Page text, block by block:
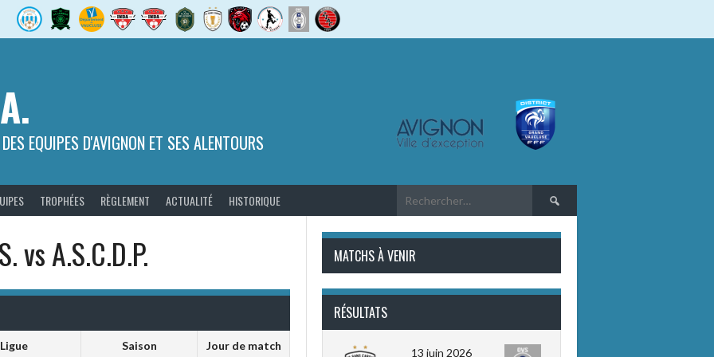
EQUIPES D'AVIGNON ET SES ALENTOURS
TROPHÉES RÈGLEMENT ACTUALITÉ HISTORIQUE Rechercher :
vs A.S.C.D.P.
Ligue Saison Jour de match
MATCHS À VENIR
RÉSULTATS
13 juin 2026